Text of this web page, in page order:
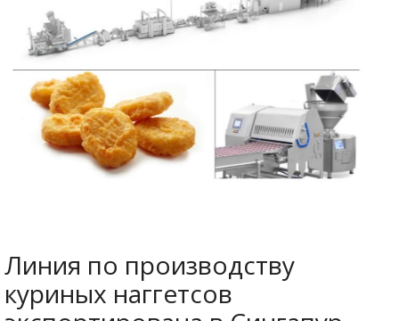
Линия по производству
куриных наггетсов